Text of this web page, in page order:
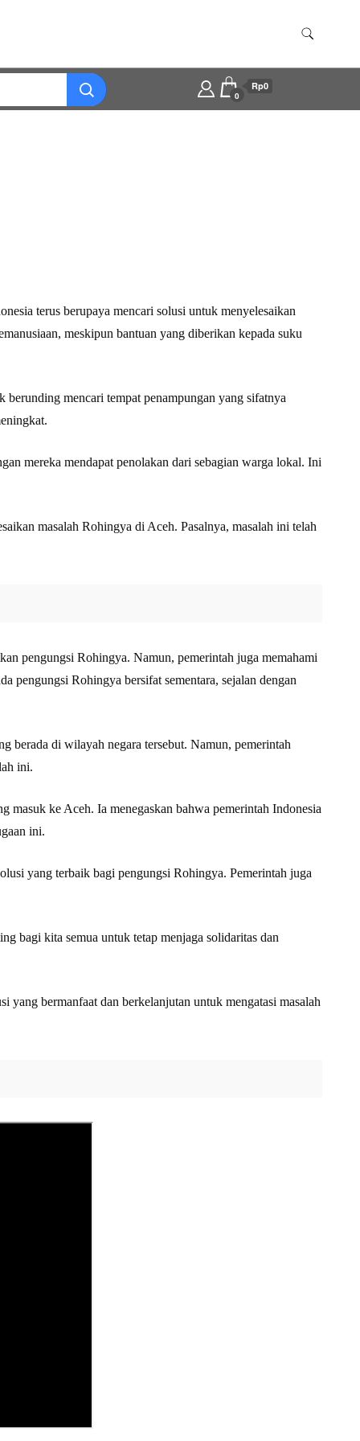
0
Rp0
terus berupaya mencari solusi untuk menyelesaikan
meskipun bantuan yang diberikan kepada suku
mencari tempat penampungan yang sifatnya
mereka mendapat penolakan dari sebagian warga lokal. Ini
masalah Rohingya di Aceh. Pasalnya, masalah ini telah
pengungsi Rohingya. Namun, pemerintah juga memahami
pengungsi Rohingya bersifat sementara, sejalan dengan
berada di wilayah negara tersebut. Namun, pemerintah
ini.
ke Aceh. Ia menegaskan bahwa pemerintah Indonesia
ini.
yang terbaik bagi pengungsi Rohingya. Pemerintah juga
bagi kita semua untuk tetap menjaga solidaritas dan
yang bermanfaat dan berkelanjutan untuk mengatasi masalah